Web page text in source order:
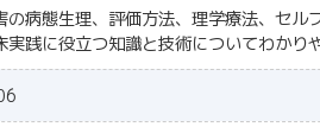
病態生理、評価方法、理学療法、セル
実践に役立つ知識と技術についてわかり